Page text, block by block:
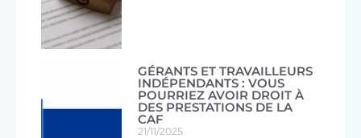
GÉRANTS ET TRAVAILLEURS
INDÉPENDANTS : VOUS
POURRIEZ AVOIR DROIT À
DES PRESTATIONS DE LA
CAF
21/11/2025